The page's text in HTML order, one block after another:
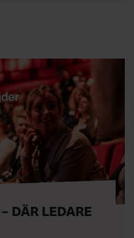
DÄR LEDARE